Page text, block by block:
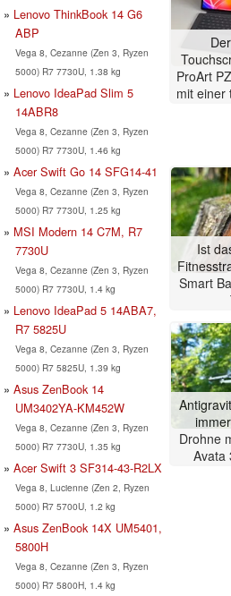
Lenovo ThinkBook 14 G6
ABP
Vega 8, Cezanne (Zen 3, Ryzen
5000) R7 7730U, 1.38 kg
Lenovo IdeaPad Slim 5
14ABR8
Vega 8, Cezanne (Zen 3, Ryzen
5000) R7 7730U, 1.46 kg
Acer Swift Go 14 SFG14-41
Vega 8, Cezanne (Zen 3, Ryzen
5000) R7 7730U, 1.25 kg
MSI Modern 14 C7M, R7
7730U
Vega 8, Cezanne (Zen 3, Ryzen
5000) R7 7730U, 1.4 kg
Lenovo IdeaPad 5 14ABA7,
R7 5825U
Vega 8, Cezanne (Zen 3, Ryzen
5000) R7 5825U, 1.39 kg
Asus ZenBook 14
UM3402YA-KM452W
Vega 8, Cezanne (Zen 3, Ryzen
5000) R7 7730U, 1.35 kg
Acer Swift 3 SF314-43-R2LX
Vega 8, Lucienne (Zen 2, Ryzen
5000) R7 5700U, 1.2 kg
Asus ZenBook 14X UM5401,
5800H
Vega 8, Cezanne (Zen 3, Ryzen
5000) R7 5800H, 1.4 kg
ProArt
mit einer
Ist
Smart
Drohne
Avata